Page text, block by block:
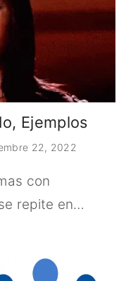
Ejemplos
22, 2022
con
repite en…